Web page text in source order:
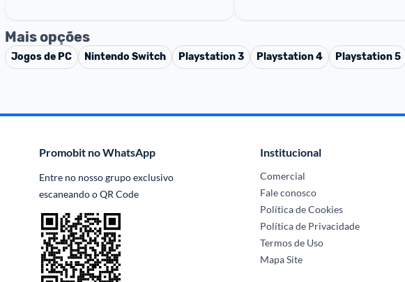
Mais opções
Jogos de PC Nintendo Switch Playstation 3 Playstation 4 Playstation 5
Promobit no WhatsApp
Entre no nosso grupo exclusivo
escaneando o QR Code
Institucional
Comercial
Fale conosco
Política de Cookies
Política de Privacidade
Termos de Uso
Mapa Site